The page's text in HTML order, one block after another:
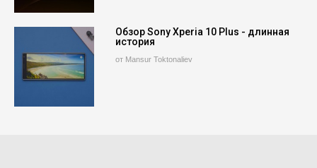
Обзор Sony Xperia 10 Plus - длинная
история
от Mansur Toktonaliev